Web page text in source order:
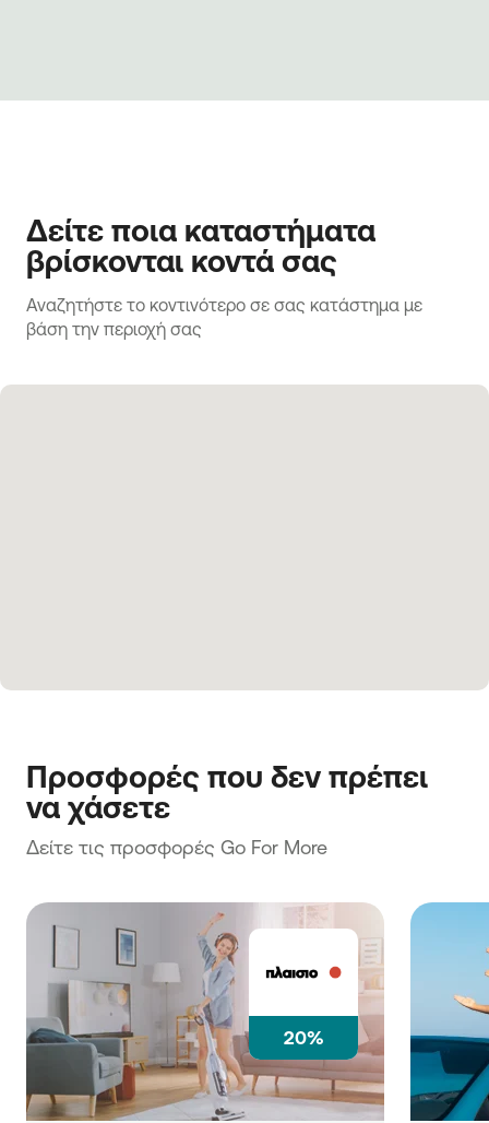
Δείτε ποια καταστήματα
βρίσκονται κοντά σας
Αναζητήστε το κοντινότερο σε σας κατάστημα με
βάση την περιοχή σας
Προσφορές που δεν πρέπει
να χάσετε
Δείτε τις προσφορές Go For More
20%